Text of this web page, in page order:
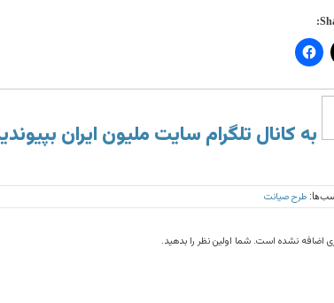
به کانال تلگرام سایت ملیون ایران
طرح صیانت
اضافه نشده است. شما اولین نظر را بدهید.